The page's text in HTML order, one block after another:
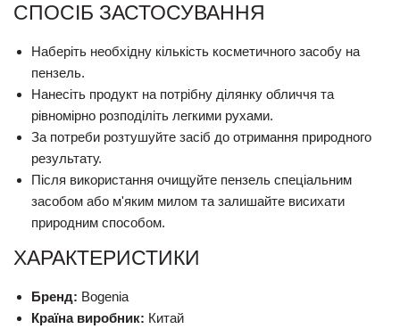
СПОСІБ ЗАСТОСУВАННЯ
Наберіть необхідну кількість косметичного засобу на
пензель.
Нанесіть продукт на потрібну ділянку обличчя та
рівномірно розподіліть легкими рухами.
За потреби розтушуйте засіб до отримання природного
результату.
Після використання очищуйте пензель спеціальним
засобом або м'яким милом та залишайте висихати
природним способом.
ХАРАКТЕРИСТИКИ
Бренд: Bogenia
Країна виробник: Китай